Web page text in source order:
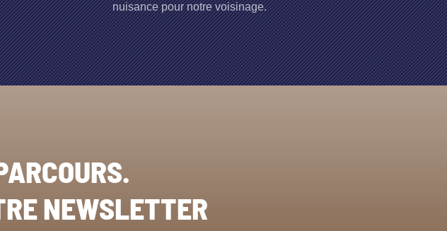
nuisance pour notre voisinage.
NEWSLETTER